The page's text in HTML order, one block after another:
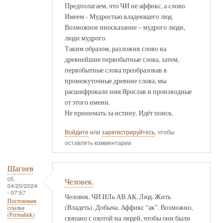
Предполагаем, что ЧИ не аффикс, а слово.
Имеем - Мудростью владеющего люд.
Возможное иносказание – мудрого люди,
люди мудрого.
Таким образом, разложив слово на
древнейшие первобытные слова, затем,
первобытные слова преобразовав в
промежуточные древние слова, мы
расшифровали имя Ярослав и производные
от этого имени.
Не принимать за истину. Идёт поиск.
Войдите или зарегистрируйтесь, чтобы
оставлять комментарии
Шагиев
сб,
04/20/2024
- 07:57
Постоянная
ссылка
(Permalink)
Человек.
Человек. ЧИ ИЛь АВ АК. Люд. Жить
(Владеть). Добыча. Аффикс “ак”. Возможно,
связано с охотой на людей, чтобы они были